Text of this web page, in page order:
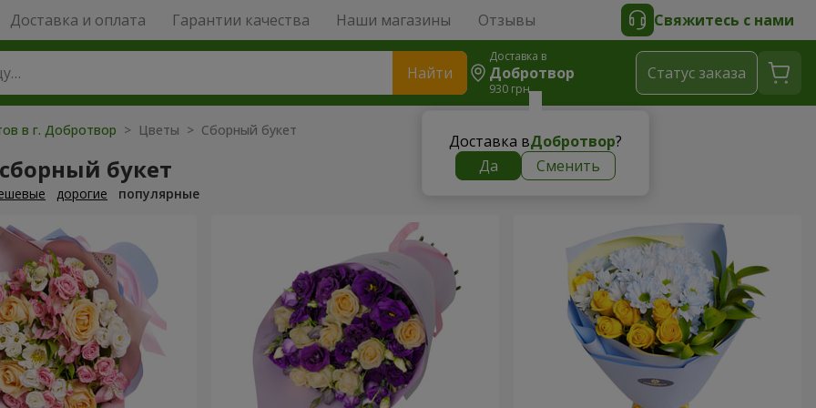
Доставка и оплата Гарантии качества Наши магазины Отзывы Свяжитесь с нами
Найти
Доставка в
Добротвор
930 грн
Доставка вДобротвор?
Да
Сменить
Cтатус заказа
в г. Добротвор > Цветы > Сборный букет
букет
дорогие популярные